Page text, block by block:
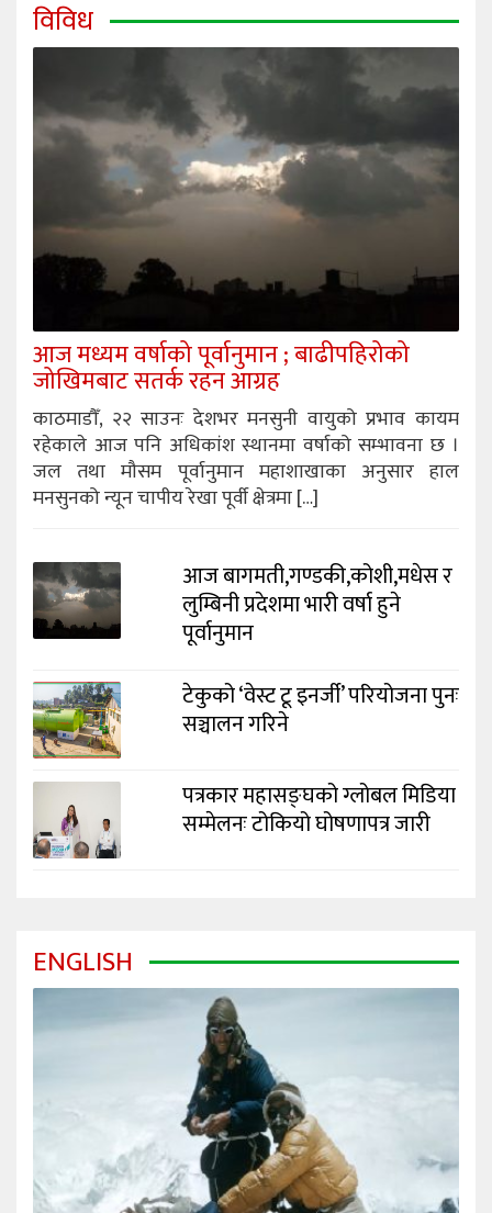
विविध
आज मध्यम वर्षाको पूर्वानुमान ; बाढीपहिरोको
जोखिमबाट सतर्क रहन आग्रह
काठमाडौँ, २२ साउनः देशभर मनसुनी वायुको प्रभाव कायम
रहेकाले आज पनि अधिकांश स्थानमा वर्षाको सम्भावना छ ।
जल तथा मौसम पूर्वानुमान महाशाखाका अनुसार हाल
मनसुनको न्यून चापीय रेखा पूर्वी क्षेत्रमा […]
आज बागमती,गण्डकी,कोशी,मधेस र
लुम्बिनी प्रदेशमा भारी वर्षा हुने
पूर्वानुमान
टेकुको ‘वेस्ट टू इनर्जी’ परियोजना पुनः
सञ्चालन गरिने
पत्रकार महासङ्घको ग्लोबल मिडिया
सम्मेलनः टोकियो घोषणापत्र जारी
ENGLISH